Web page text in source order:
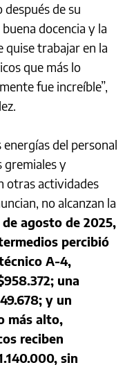
de su
docencia y la
quise trabajar en la
que más lo
fue increíble”,
del personal
gremiales y
otras actividades
no alcanzan la
agosto de 2025,
percibió
A-4,
una
y un
más alto,
reciben
sin